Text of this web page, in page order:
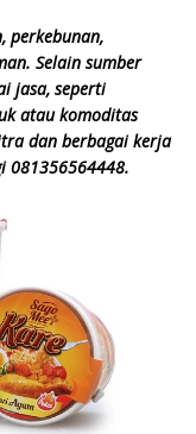
perkebunan,
Selain sumber
jasa, seperti
atau komoditas
dan berbagai kerja
081356564448.